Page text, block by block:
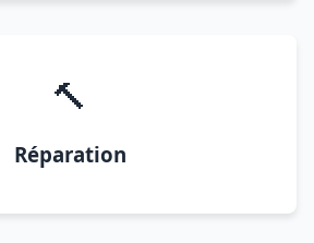
🔨
Réparation